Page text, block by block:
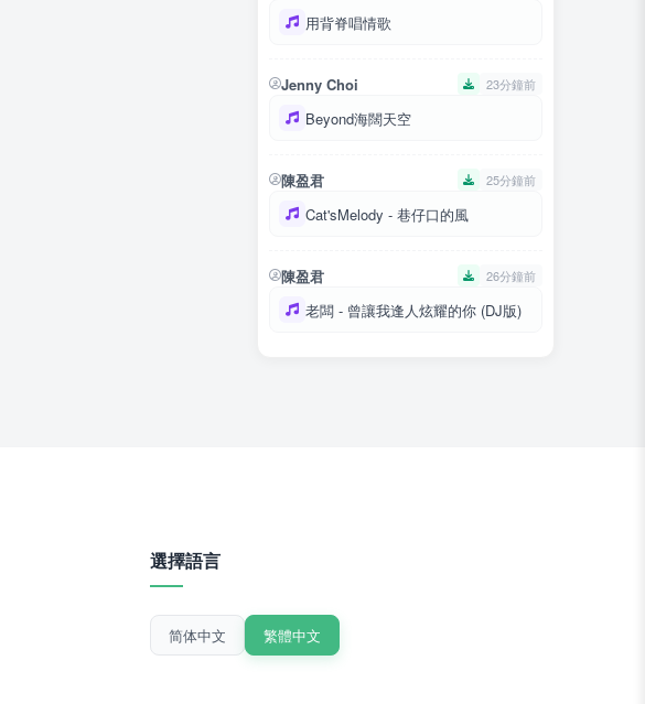
用背脊唱情歌
Jenny Choi 23分鐘前
Beyond海闊天空
陳盈君 25分鐘前
Cat'sMelody - 巷仔口的風
陳盈君 26分鐘前
老闆 - 曾讓我逢人炫耀的你 (DJ版)
選擇語言
简体中文 繁體中文